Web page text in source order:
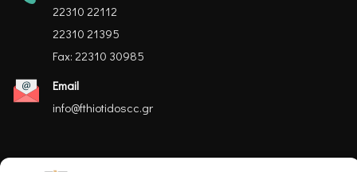
22310 22112
22310 21395
Fax: 22310 30985
Email
info@fthiotidoscc.gr